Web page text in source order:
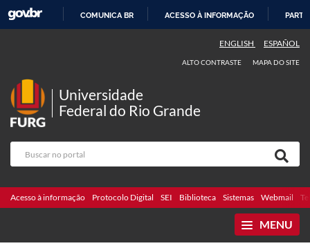
COMUNICA BR ACESSO À INFORMAÇÃO
ENGLISH ESPAÑOL
ALTO CONTRASTE MAPA DO SITE
Universidade
Federal do Rio Grande
Acesso à informação Protocolo Digital SEI Biblioteca Sistemas Webmail
MENU